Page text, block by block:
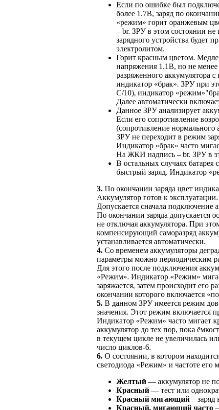
Если по ошибке был
более 1.7В, заряд по
«режим» горит оранжевым
– br. ЗРУ в этом состоянии не
зарядного устройства будет
электролитом.
Горит красным цветом.
напряжения 1.1В, но не менее
разряженного аккумулятора с
индикатор «брак». ЗРУ при
С/10), индикатор
Далее автоматически
Данное ЗРУ анализирует
Если его сопротивление
(сопротивление нормального
ЗРУне переходит в режим
Индикатор «брак» часто
На ЖКИ надпись – br. ЗРУ в
В остальных случаях батарея
быстрый заряд. Индикатор
3. По окончании заряда цвет
Аккумулятор готов к эксплуатации.
Допускается сначала подключение
По окончании заряда допускается
не отключая аккумулятора. При
компенсирующий саморазряд
устанавливается автоматически.
4. Со временем аккумуляторы
параметры можно периодическим
Для этого после подключения
«Режим». Индикатор «Режим»
заряжается, затем происходит его
окончании которого включается
5. В данном ЗРУ имеется режим
значения. Этот режим включается
Индикатор «Режим» часто мигает
аккумулятор до тех пор, пока
в текущем цикле не увеличилась
число циклов-6.
6. О состоянии, в котором
светодиода «Режим» и частоте его
Желтый — аккумулятор не
Красный — тест или
Красный мигающий – заряд
Красный, мигающий часто